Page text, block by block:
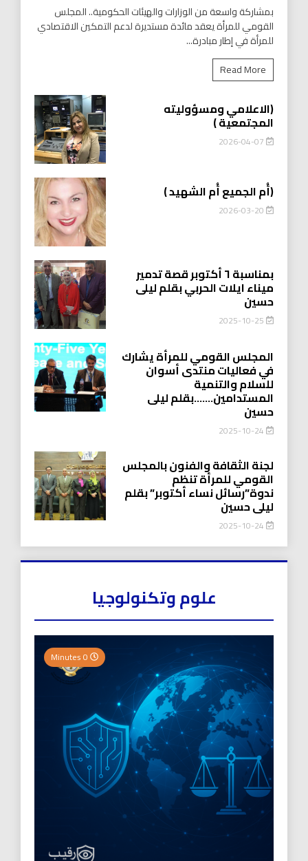
بمشاركة واسعة من الوزارات والهيئات الحكومية.. المجلس
القومي للمرأة يعقد مائدة مستديرة لدعم التمكين الاقتصادي
للمرأة في إطار مبادرة...
Read More
(الاعلامي ومسؤوليته
المجتمعية )
2026-04-07
(أُم الجميع أُم الشهيد )
2026-03-20
بمناسبة ٦ أكتوبر قصة تدمير
ميناء ايلات الحربي بقلم ليلى
حسين
2025-10-25
المجلس القومي للمرأة يشارك
في فعاليات منتدى أسوان
للسلام والتنمية
المستدامين…….بقلم ليلى
حسين
2025-10-24
لجنة الثقافة والفنون بالمجلس
القومي للمرأة تنظم
ندوة”رسائل نساء أكتوبر” بقلم
ليلى حسين
2025-10-24
علوم وتكنولوجيا